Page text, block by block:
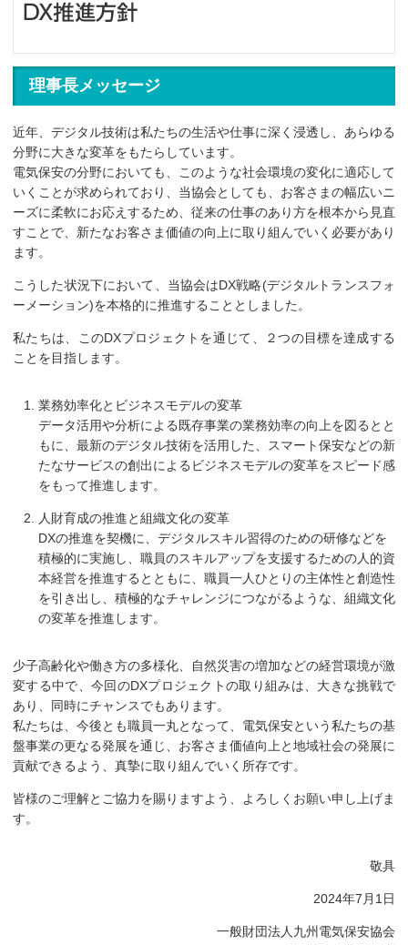
理事長メッセージ
近年、デジタル技術は私たちの生活や仕事に深く浸透し、あらゆる
分野に大きな変革をもたらしています。
電気保安の分野においても、このような社会環境の変化に適応して
いくことが求められており、当協会としても、お客さまの幅広いニ
ーズに柔軟にお応えするため、従来の仕事のあり方を根本から見直
すことで、新たなお客さま価値の向上に取り組んでいく必要があり
ます。
こうした状況下において、当協会はDX戦略(デジタルトランスフォ
ーメーション)を本格的に推進することとしました。
私たちは、このDXプロジェクトを通じて、２つの目標を達成する
ことを目指します。
業務効率化とビジネスモデルの変革
データ活用や分析による既存事業の業務効率の向上を図るとと
もに、最新のデジタル技術を活用した、スマート保安などの新
たなサービスの創出によるビジネスモデルの変革をスピード感
をもって推進します。
人財育成の推進と組織文化の変革
DXの推進を契機に、デジタルスキル習得のための研修などを
積極的に実施し、職員のスキルアップを支援するための人的資
本経営を推進するとともに、職員一人ひとりの主体性と創造性
を引き出し、積極的なチャレンジにつながるような、組織文化
の変革を推進します。
少子高齢化や働き方の多様化、自然災害の増加などの経営環境が激
変する中で、今回のDXプロジェクトの取り組みは、大きな挑戦で
あり、同時にチャンスでもあります。
私たちは、今後とも職員一丸となって、電気保安という私たちの基
盤事業の更なる発展を通じ、お客さま価値向上と地域社会の発展に
貢献できるよう、真摯に取り組んでいく所存です。
皆様のご理解とご協力を賜りますよう、よろしくお願い申し上げま
す。
敬具
2024年7月1日
一般財団法人九州電気保安協会